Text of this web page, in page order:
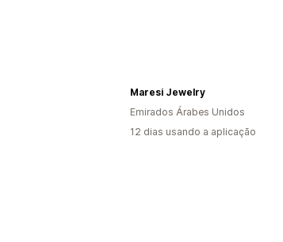
Maresi Jewelry
Emirados Árabes Unidos
12 dias usando a aplicação